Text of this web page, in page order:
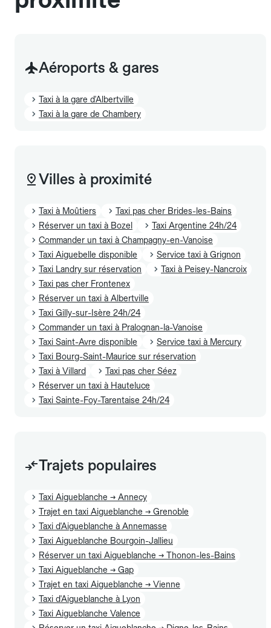
Aéroports & gares
Taxi à la gare d'Albertville
Taxi à la gare de Chambery
Villes à proximité
Taxi à Moûtiers
Taxi pas cher Brides-les-Bains
Réserver un taxi à Bozel
Taxi Argentine 24h/24
Commander un taxi à Champagny-en-Vanoise
Taxi Aiguebelle disponible
Service taxi à Grignon
Taxi Landry sur réservation
Taxi à Peisey-Nancroix
Taxi pas cher Frontenex
Réserver un taxi à Albertville
Taxi Gilly-sur-Isère 24h/24
Commander un taxi à Pralognan-la-Vanoise
Taxi Saint-Avre disponible
Service taxi à Mercury
Taxi Bourg-Saint-Maurice sur réservation
Taxi à Villard
Taxi pas cher Séez
Réserver un taxi à Hauteluce
Taxi Sainte-Foy-Tarentaise 24h/24
Trajets populaires
Taxi Aigueblanche → Annecy
Trajet en taxi Aigueblanche → Grenoble
Taxi d'Aigueblanche à Annemasse
Taxi Aigueblanche Bourgoin-Jallieu
Réserver un taxi Aigueblanche → Thonon-les-Bains
Taxi Aigueblanche → Gap
Trajet en taxi Aigueblanche → Vienne
Taxi d'Aigueblanche à Lyon
Taxi Aigueblanche Valence